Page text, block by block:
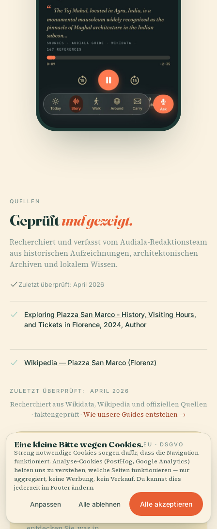
QUELLEN
Geprüftund gezeigt.
Recherchiert und verfasst vom Audiala-Redaktionsteam
aus historischen Aufzeichnungen, architektonischen
Archiven und lokalem Wissen.
Zuletzt überprüft: April 2026
Exploring Piazza San Marco - History, Visiting Hours,
and Tickets in Florence, 2024, Author
Wikipedia — Piazza San Marco (Florenz)
ZULETZT ÜBERPRÜFT: APRIL 2026
Recherchiert aus Wikidata, Wikipedia und offiziellen Quellen
· faktengeprüft · Wie unsere Guides entstehen →
Die
Umgebung
entdecken
Sehen Sie Piazza San
Karte anzeigen
Eine kleine Bitte wegen Cookies.EU · DSGVO
Streng notwendige Cookies sorgen dafür, dass die Navigation
funktioniert. Analyse-Cookies (PostHog, Google Analytics)
helfen uns zu verstehen, welche Seiten funktionieren — nur
aggregiert, keine Werbung, kein Verkauf. Du kannst dies
jederzeit im Footer ändern.
Anpassen Alle ablehnen Alle akzeptieren